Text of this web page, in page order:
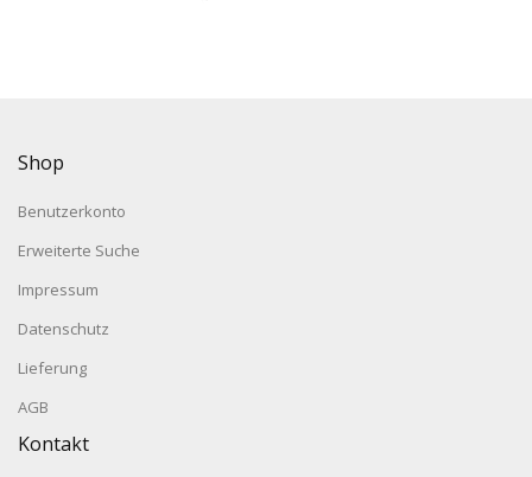
Shop
Benutzerkonto
Erweiterte Suche
Impressum
Datenschutz
Lieferung
AGB
Kontakt